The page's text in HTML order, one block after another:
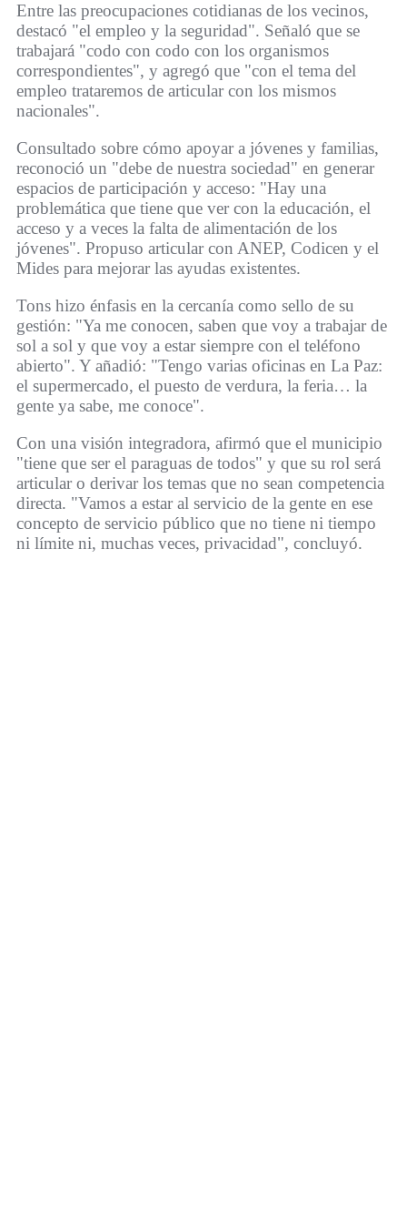
Entre las preocupaciones cotidianas de los vecinos,
destacó "el empleo y la seguridad". Señaló que se
trabajará "codo con codo con los organismos
correspondientes", y agregó que "con el tema del
empleo trataremos de articular con los mismos
nacionales".
Consultado sobre cómo apoyar a jóvenes y familias,
reconoció un "debe de nuestra sociedad" en generar
espacios de participación y acceso: "Hay una
problemática que tiene que ver con la educación, el
acceso y a veces la falta de alimentación de los
jóvenes". Propuso articular con ANEP, Codicen y el
Mides para mejorar las ayudas existentes.
Tons hizo énfasis en la cercanía como sello de su
gestión: "Ya me conocen, saben que voy a trabajar de
sol a sol y que voy a estar siempre con el teléfono
abierto". Y añadió: "Tengo varias oficinas en La Paz:
el supermercado, el puesto de verdura, la feria… la
gente ya sabe, me conoce".
Con una visión integradora, afirmó que el municipio
"tiene que ser el paraguas de todos" y que su rol será
articular o derivar los temas que no sean competencia
directa. "Vamos a estar al servicio de la gente en ese
concepto de servicio público que no tiene ni tiempo
ni límite ni, muchas veces, privacidad", concluyó.